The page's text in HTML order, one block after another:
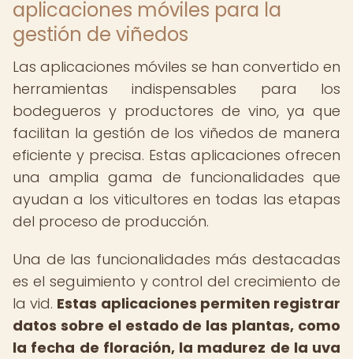
aplicaciones móviles para la
gestión de viñedos
Las aplicaciones móviles se han convertido en
herramientas indispensables para los
bodegueros y productores de vino, ya que
facilitan la gestión de los viñedos de manera
eficiente y precisa. Estas aplicaciones ofrecen
una amplia gama de funcionalidades que
ayudan a los viticultores en todas las etapas
del proceso de producción.
Una de las funcionalidades más destacadas
es el seguimiento y control del crecimiento de
la vid. Estas aplicaciones permiten registrar
datos sobre el estado de las plantas, como
la fecha de floración, la madurez de la uva